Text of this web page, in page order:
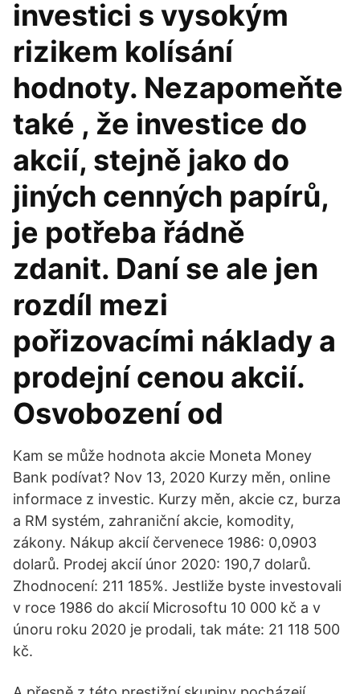
investici s vysokým
rizikem kolísání
hodnoty. Nezapomeňte
také , že investice do
akcií, stejně jako do
jiných cenných papírů,
je potřeba řádně
zdanit. Daní se ale jen
rozdíl mezi
pořizovacími náklady a
prodejní cenou akcií.
Osvobození od
Kam se může hodnota akcie Moneta Money
Bank podívat? Nov 13, 2020 Kurzy měn, online
informace z investic. Kurzy měn, akcie cz, burza
a RM systém, zahraniční akcie, komodity,
zákony. Nákup akcií červenece 1986: 0,0903
dolarů. Prodej akcií únor 2020: 190,7 dolarů.
Zhodnocení: 211 185%. Jestliže byste investovali
v roce 1986 do akcií Microsoftu 10 000 kč a v
únoru roku 2020 je prodali, tak máte: 21 118 500
kč.